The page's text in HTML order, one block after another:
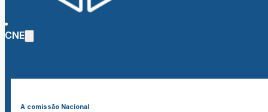
CNE
A comissão Nacional